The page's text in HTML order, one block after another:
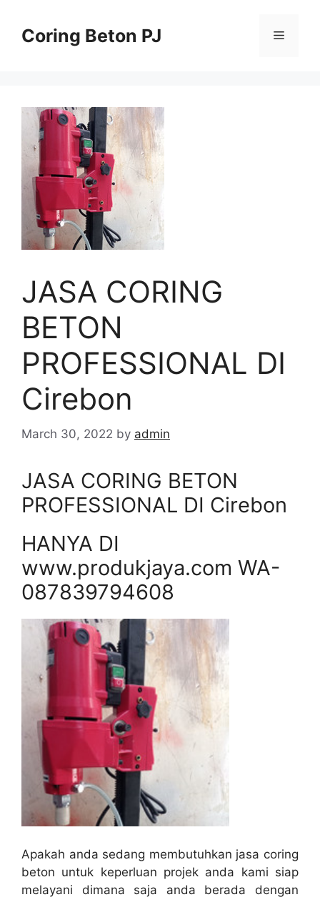
contentCoring Beton PJ Menu
JASA CORING
BETON
PROFESSIONAL DI
Cirebon
March 30, 2022 by admin
JASA CORING BETON
PROFESSIONAL DI Cirebon
HANYA DI
www.produkjaya.com WA-
087839794608
Apakah anda sedang membutuhkan jasa coring
beton untuk keperluan projek anda kami siap
melayani dimana saja anda berada dengan